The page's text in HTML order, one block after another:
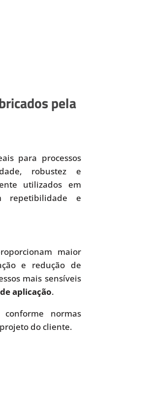
pela
para processos
robustez e
utilizados em
repetibilidade e
maior
e redução de
mais sensíveis
aplicação.
normas
do cliente.